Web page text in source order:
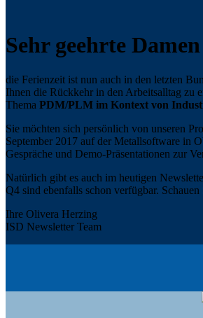
Sehr geehrte
die Ferienzeit ist nun auch in den letzten
Ihnen die Rückkehr in den Arbeitsalltag zu
Thema PDM/PLM im Kontext von
Sie möchten sich persönlich von unseren
September 2017 auf der Metallsoftware in
Gespräche und Demo-Präsentationen zur
Natürlich gibt es auch im heutigen
Q4 sind ebenfalls schon verfügbar.
Ihre Olivera Herzing
ISD Newsletter Team